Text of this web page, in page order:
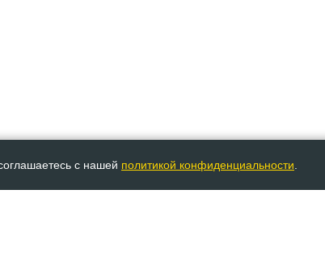
с нашей политикой конфиденциальности